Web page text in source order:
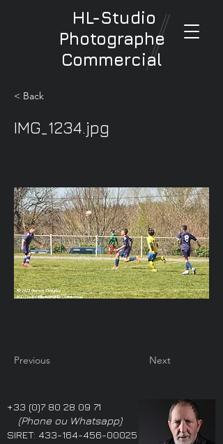
HL-Studio
Photographe
Commercial
< Back
IMG_1234.jpg
Previous Next
+33 (0)7 80 28 09 71
(Phone ou Whatsapp)
SIRET: 433-164-456-00025